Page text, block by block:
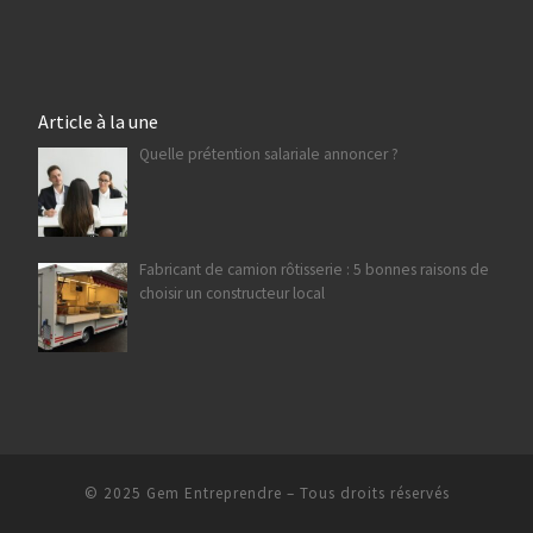
Article à la une
Quelle prétention salariale annoncer ?
Fabricant de camion rôtisserie : 5 bonnes raisons de
choisir un constructeur local
© 2025 Gem Entreprendre – Tous droits réservés